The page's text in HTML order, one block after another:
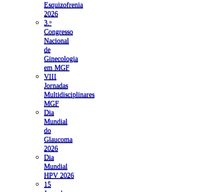
Esquizofrenia
2026
3.ᵒ
Congresso
Nacional
de
Ginecologia
em MGF
VIII
Jornadas
Multidisciplinares
MGF
Dia
Mundial
do
Glaucoma
2026
Dia
Mundial
HPV 2026
15